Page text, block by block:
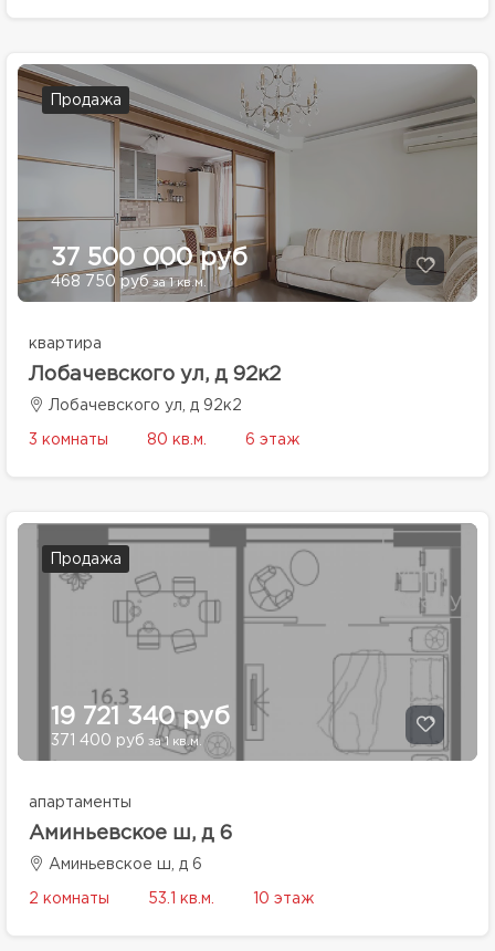
Продажа
37 500 000 руб
468 750 рубза 1 кв.м.
квартира
Лобачевского ул, д 92к2
Лобачевского ул, д 92к2
3 комнаты 80 кв.м. 6 этаж
Продажа
19 721 340 руб
371 400 руб за 1 кв.м.
апартаменты
Аминьевское ш, д 6
Аминьевское ш, д 6
2 комнаты 53.1 кв.м. 10 этаж